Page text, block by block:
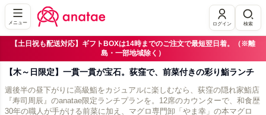
メニュー ログイン 検索
【土日祝も配送対応】ギフトBOXは14時までのご注文で最短翌日着。（※離
島・一部地域除く）
【木～日限定】一貫一貫が宝石。荻窪で、前菜付きの彩り鮨ランチ
週後半の昼下がりに高級鮨をカジュアルに楽しむなら、荻窪の隠れ家鮨店
『寿司周辰』のanatae限定ランチプランを。12席のカウンターで、和食歴
30年の職人が手がける前菜に加え、マグロ専門卸「やま幸」の本マグロ